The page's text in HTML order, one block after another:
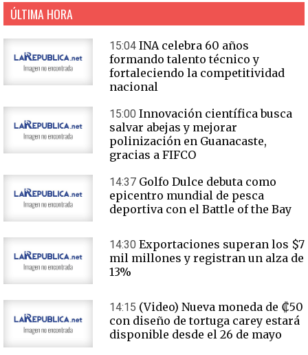
ÚLTIMA HORA
15:04 INA celebra 60 años
formando talento técnico y
fortaleciendo la competitividad
nacional
15:00 Innovación científica busca
salvar abejas y mejorar
polinización en Guanacaste,
gracias a FIFCO
14:37 Golfo Dulce debuta como
epicentro mundial de pesca
deportiva con el Battle of the Bay
14:30 Exportaciones superan los $7
mil millones y registran un alza de
13%
14:15 (Video) Nueva moneda de ₡50
con diseño de tortuga carey estará
disponible desde el 26 de mayo